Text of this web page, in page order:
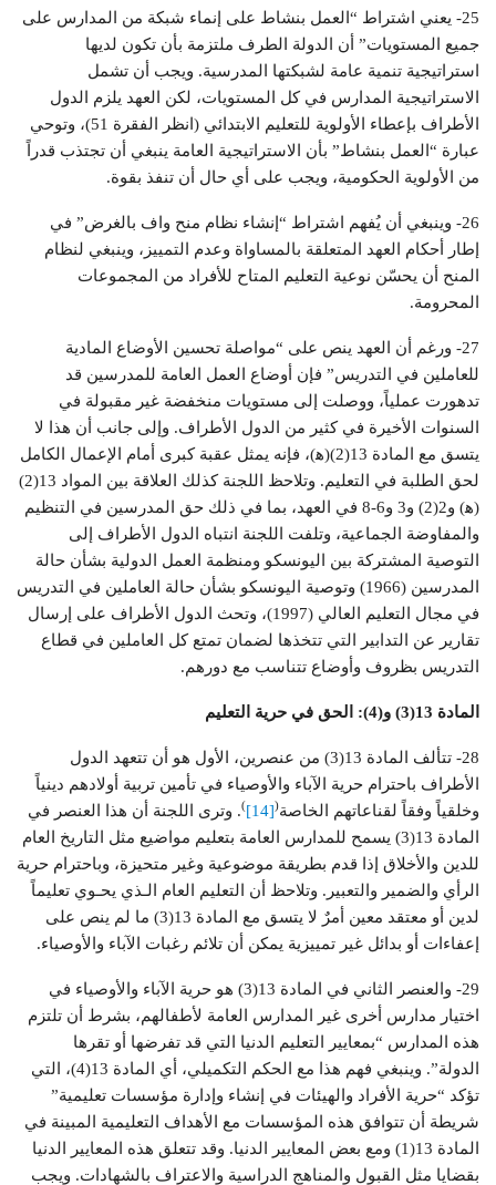
25- يعني اشتراط “العمل بنشاط على إنماء شبكة من المدارس على
جميع المستويات” أن الدولة الطرف ملتزمة بأن تكون لديها
استراتيجية تنمية عامة لشبكتها المدرسية. ويجب أن تشمل
الاستراتيجية المدارس في كل المستويات، لكن العهد يلزم الدول
الأطراف بإعطاء الأولوية للتعليم الابتدائي (انظر الفقرة 51)، وتوحي
عبارة “العمل بنشاط” بأن الاستراتيجية العامة ينبغي أن تجتذب قدراً
من الأولوية الحكومية، ويجب على أي حال أن تنفذ بقوة.
26- وينبغي أن يُفهم اشتراط “إنشاء نظام منح واف بالغرض” في
إطار أحكام العهد المتعلقة بالمساواة وعدم التمييز، وينبغي لنظام
المنح أن يحسّن نوعية التعليم المتاح للأفراد من المجموعات
المحرومة.
27- ورغم أن العهد ينص على “مواصلة تحسين الأوضاع المادية
للعاملين في التدريس” فإن أوضاع العمل العامة للمدرسين قد
تدهورت عملياً، ووصلت إلى مستويات منخفضة غير مقبولة في
السنوات الأخيرة في كثير من الدول الأطراف. وإلى جانب أن هذا لا
يتسق مع المادة 13(2)(ﻫ)، فإنه يمثل عقبة كبرى أمام الإعمال الكامل
لحق الطلبة في التعليم. وتلاحظ اللجنة كذلك العلاقة بين المواد 13(2)
(ﻫ) و2(2) و3 و6-8 في العهد، بما في ذلك حق المدرسين في التنظيم
والمفاوضة الجماعية، وتلفت اللجنة انتباه الدول الأطراف إلى
التوصية المشتركة بين اليونسكو ومنظمة العمل الدولية بشأن حالة
المدرسين (1966) وتوصية اليونسكو بشأن حالة العاملين في التدريس
في مجال التعليم العالي (1997)، وتحث الدول الأطراف على إرسال
تقارير عن التدابير التي تتخذها لضمان تمتع كل العاملين في قطاع
التدريس بظروف وأوضاع تتناسب مع دورهم.
المادة 13(3) و(4): الحق في حرية التعليم
28- تتألف المادة 13(3) من عنصرين، الأول هو أن تتعهد الدول
الأطراف باحترام حرية الآباء والأوصياء في تأمين تربية أولادهم دينياً
وخلقياً وفقاً لقناعاتهم الخاصة(
[14]
). وترى اللجنة أن هذا العنصر في
المادة 13(3) يسمح للمدارس العامة بتعليم مواضيع مثل التاريخ العام
للدين والأخلاق إذا قدم بطريقة موضوعية وغير متحيزة، وباحترام حرية
الرأي والضمير والتعبير. وتلاحظ أن التعليم العام الـذي يحـوي تعليماً
لدين أو معتقد معين أمرٌ لا يتسق مع المادة 13(3) ما لم ينص على
إعفاءات أو بدائل غير تمييزية يمكن أن تلائم رغبات الآباء والأوصياء.
29- والعنصر الثاني في المادة 13(3) هو حرية الآباء والأوصياء في
اختيار مدارس أخرى غير المدارس العامة لأطفالهم، بشرط أن تلتزم
هذه المدارس “بمعايير التعليم الدنيا التي قد تفرضها أو تقرها
الدولة”. وينبغي فهم هذا مع الحكم التكميلي، أي المادة 13(4)، التي
تؤكد “حرية الأفراد والهيئات في إنشاء وإدارة مؤسسات تعليمية”
شريطة أن تتوافق هذه المؤسسات مع الأهداف التعليمية المبينة في
المادة 13(1) ومع بعض المعايير الدنيا. وقد تتعلق هذه المعايير الدنيا
بقضايا مثل القبول والمناهج الدراسية والاعتراف بالشهادات. ويجب